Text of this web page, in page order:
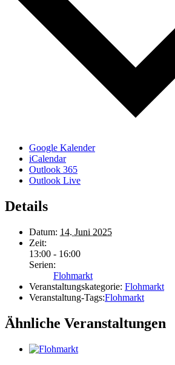
Google Kalender
iCalendar
Outlook 365
Outlook Live
Details
Datum: 14. Juni 2025
Zeit:
13:00 - 16:00
Serien:
Flohmarkt
Veranstaltungskategorie: Flohmarkt
Veranstaltung-Tags:Flohmarkt
Ähnliche Veranstaltungen